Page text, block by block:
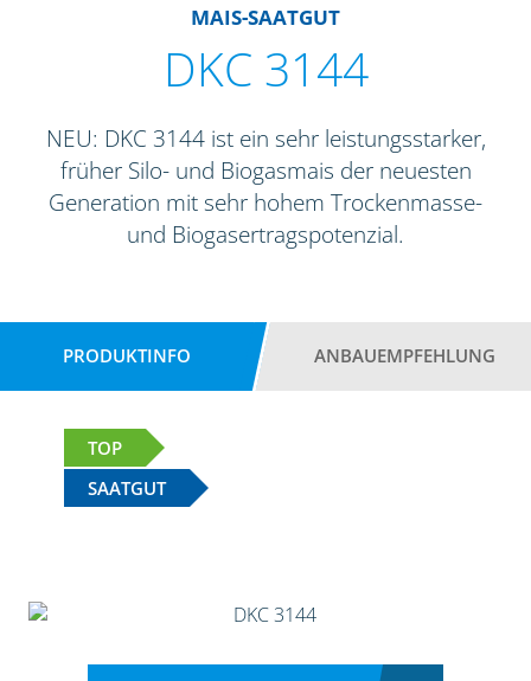
MAIS-SAATGUT
DKC 3144
NEU: DKC 3144 ist ein sehr leistungsstarker,
früher Silo- und Biogasmais der neuesten
Generation mit sehr hohem Trockenmasse-
und Biogasertragspotenzial.
PRODUKTINFO ANBAUEMPFEHLUNG
TOP
SAATGUT